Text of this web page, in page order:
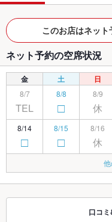
このお店はネット
ネット予約の空席状況
金 土 日
8/7
TEL
8/8
□
8/9
休
8/14
□
8/15
□
8/16
休
□ □
8/23
休
8/28 8/29 8/30
休
口コ